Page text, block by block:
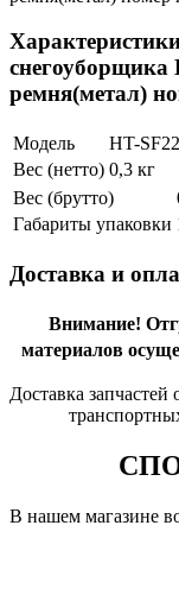
ремня(метал)
Модель
HT-
Вес (нетто) 0,3 кг
Вес (брутто)
Габариты упаковки
Доставка и
Внимание!
материалов
Доставка
В нашем магазине